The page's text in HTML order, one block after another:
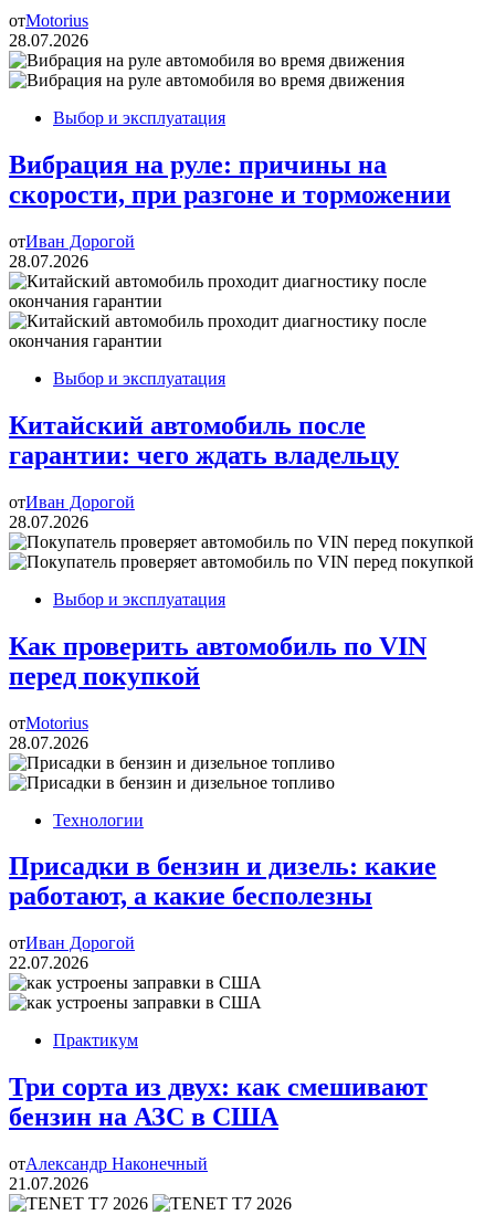
отMotorius
28.07.2026
Выбор и эксплуатация
Вибрация на руле: причины на
скорости, при разгоне и торможении
отИван Дорогой
28.07.2026
Выбор и эксплуатация
Китайский автомобиль после
гарантии: чего ждать владельцу
отИван Дорогой
28.07.2026
Выбор и эксплуатация
Как проверить автомобиль по VIN
перед покупкой
отMotorius
28.07.2026
Технологии
Присадки в бензин и дизель: какие
работают, а какие бесполезны
отИван Дорогой
22.07.2026
Практикум
Три сорта из двух: как смешивают
бензин на АЗС в США
отАлександр Наконечный
21.07.2026